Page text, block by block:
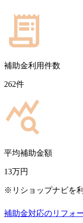
補助金利用件数
262件
平均補助金額
13万円
※リショップナビを
補助金対応のリフォ